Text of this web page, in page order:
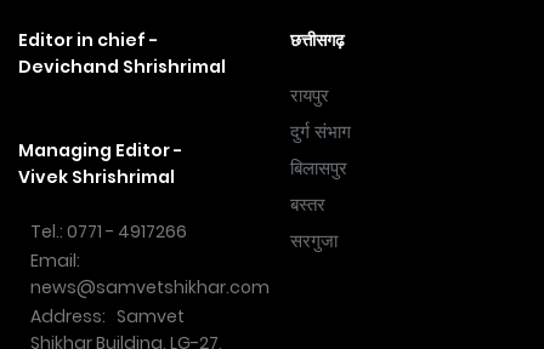
Editor in chief -
Devichand Shrishrimal
Managing Editor -
Vivek Shrishrimal
Tel.: 0771 - 4917266
Email:
news@samvetshikhar.com
Address: Samvet
Shikhar Building, LG-27,
छत्तीसगढ़
रायपुर
दुर्ग संभाग
बिलासपुर
बस्तर
सरगुजा